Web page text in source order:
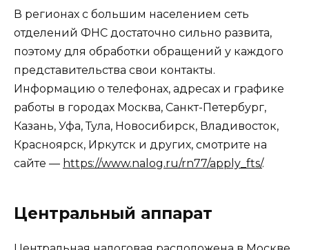
В регионах с большим населением сеть
отделений ФНС достаточно сильно развита,
поэтому для обработки обращений у каждого
представительства свои контакты.
Информацию о телефонах, адресах и графике
работы в городах Москва, Санкт-Петербург,
Казань, Уфа, Тула, Новосибирск, Владивосток,
Красноярск, Иркутск и других, смотрите на
сайте — https://www.nalog.ru/rn77/apply_fts/.
Центральный аппарат